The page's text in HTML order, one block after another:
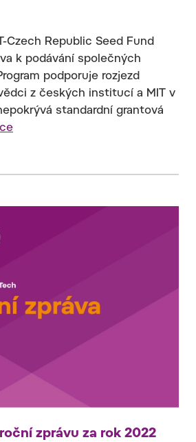
Czech Republic Seed Fund
k podávání společných
podporuje rozjezd
z českých institucí a MIT v
standardní grantová
zprávu za rok 2022